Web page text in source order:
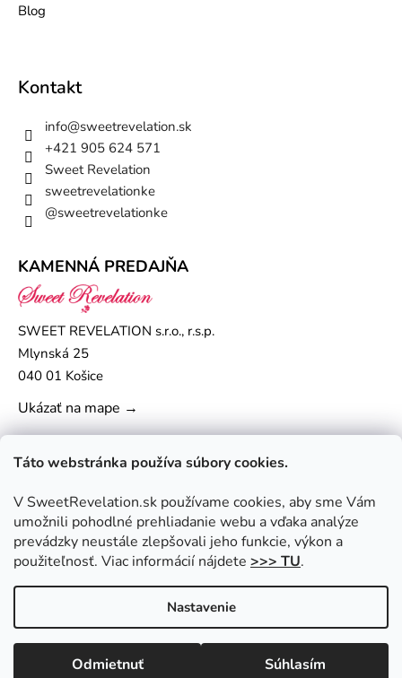
Táto webstránka používa súbory cookies.
V SweetRevelation.sk používame cookies, aby sme Vám
umožnili pohodlné prehliadanie webu a vďaka analýze
prevádzky neustále zlepšovali jeho funkcie, výkon a
použiteľnosť. Viac informácií nájdete >>> TU.
Nastavenie
Odmietnuť Súhlasím
Blog
Kontakt
info@sweetrevelation.sk
+421 905 624 571
Sweet Revelation
sweetrevelationke
@sweetrevelationke
KAMENNÁ PREDAJŇA
SWEET REVELATION s.r.o., r.s.p.
Mlynská 25
040 01 Košice
Ukázať na mape →
Copyright 2026SweetRevelation.sk. Všetky práva
vyhradené.
Upraviť nastavenie cookies